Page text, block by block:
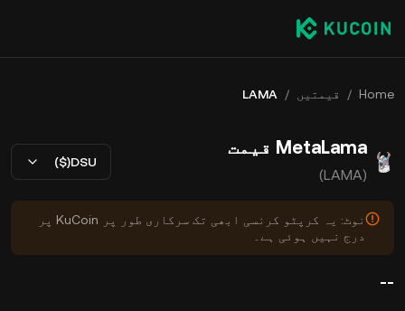
Home
/ قیمتیں /
LAMA
MetaLama قیمت
(LAMA)
USD($)
نوٹ: یہ کرپٹو کرنسی ابھی تک سرکاری طور پر KuCoin پر
درج نہیں ہوئی ہے۔
--